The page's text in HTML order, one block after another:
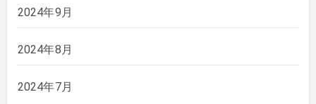
2024年9月
2024年8月
2024年7月